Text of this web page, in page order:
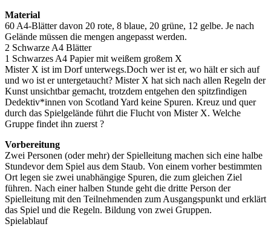
Material
60 A4-Blätter davon 20 rote, 8 blaue, 20 grüne, 12 gelbe. Je nach
Gelände müssen die mengen angepasst werden.
2 Schwarze A4 Blätter
1 Schwarzes A4 Papier mit weißem großem X
Mister X ist im Dorf unterwegs.Doch wer ist er, wo hält er sich auf
und wo ist er untergetaucht? Mister X hat sich nach allen Regeln der
Kunst unsichtbar gemacht, trotzdem entgehen den spitzfindigen
Dedektiv*innen von Scotland Yard keine Spuren. Kreuz und quer
durch das Spielgelände führt die Flucht von Mister X. Welche
Gruppe findet ihn zuerst ?
Vorbereitung
Zwei Personen (oder mehr) der Spielleitung machen sich eine halbe
Stundevor dem Spiel aus dem Staub. Von einem vorher bestimmten
Ort legen sie zwei unabhängige Spuren, die zum gleichen Ziel
führen. Nach einer halben Stunde geht die dritte Person der
Spielleitung mit den Teilnehmenden zum Ausgangspunkt und erklärt
das Spiel und die Regeln. Bildung von zwei Gruppen.
Spielablauf